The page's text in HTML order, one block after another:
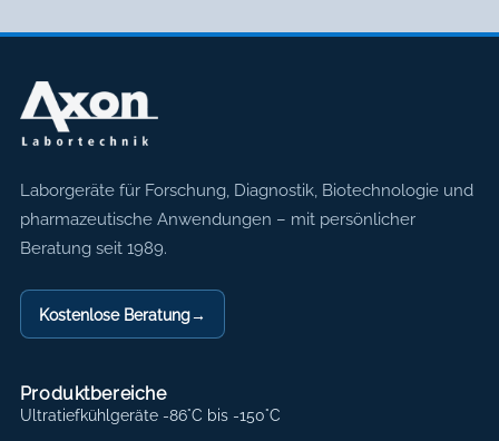
Axon Labortechnik
Laborgeräte für Forschung, Diagnostik, Biotechnologie und
pharmazeutische Anwendungen – mit persönlicher
Beratung seit 1989.
Kostenlose Beratung→
Produktbereiche
Ultratiefkühlgeräte -86°C bis -150°C